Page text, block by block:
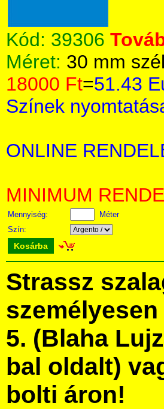
Kód: 39306
Méret: 30 mm
18000 Ft=51.43
Színek
ONLINE
MINIMUM
Mennyiség:
Méter
Szín:
Kosárba
Strassz
5. (Blaha
bal oldalt)
bolti áron!